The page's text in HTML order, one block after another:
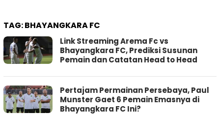
TAG:BHAYANGKARA FC
Link Streaming Arema Fc vs
Bhayangkara FC, Prediksi Susunan
Pemain dan Catatan Head to Head
Pertajam Permainan Persebaya, Paul
Munster Gaet 6 Pemain Emasnya di
Bhayangkara FC Ini?